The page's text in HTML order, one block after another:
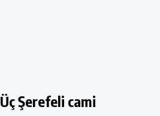
Üç Şerefeli cami